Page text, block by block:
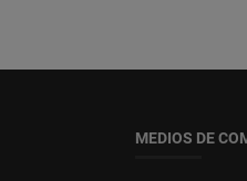
MEDIOS DE